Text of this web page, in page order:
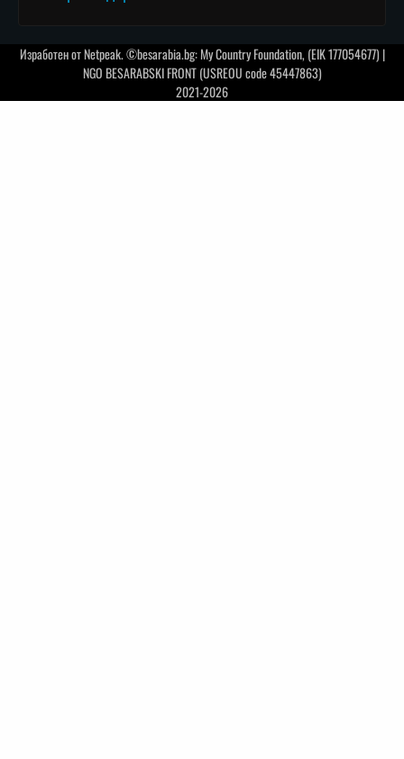
Изработен отNetpeak. ©besarabia.bg: My Country Foundation, (EIK 177054677) |
NGO BESARABSKI FRONT (USREOU code 45447863)
2021-2026